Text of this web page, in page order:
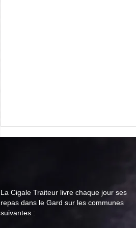
La Cigale Traiteur livre chaque jour ses
repas dans le Gard sur les communes
suivantes :